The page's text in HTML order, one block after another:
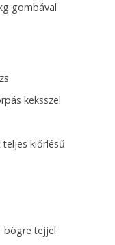
gombával
keksszel
teljes kiőrlésű
bögre tejjel